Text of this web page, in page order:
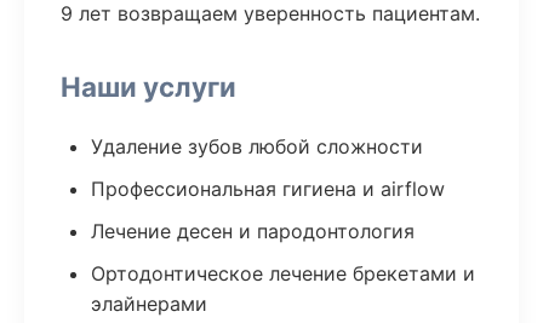
9 лет возвращаем уверенность пациентам.
Наши услуги
Удаление зубов любой сложности
Профессиональная гигиена и airflow
Лечение десен и пародонтология
Ортодонтическое лечение брекетами и
элайнерами